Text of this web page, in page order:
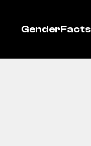
GenderFacts